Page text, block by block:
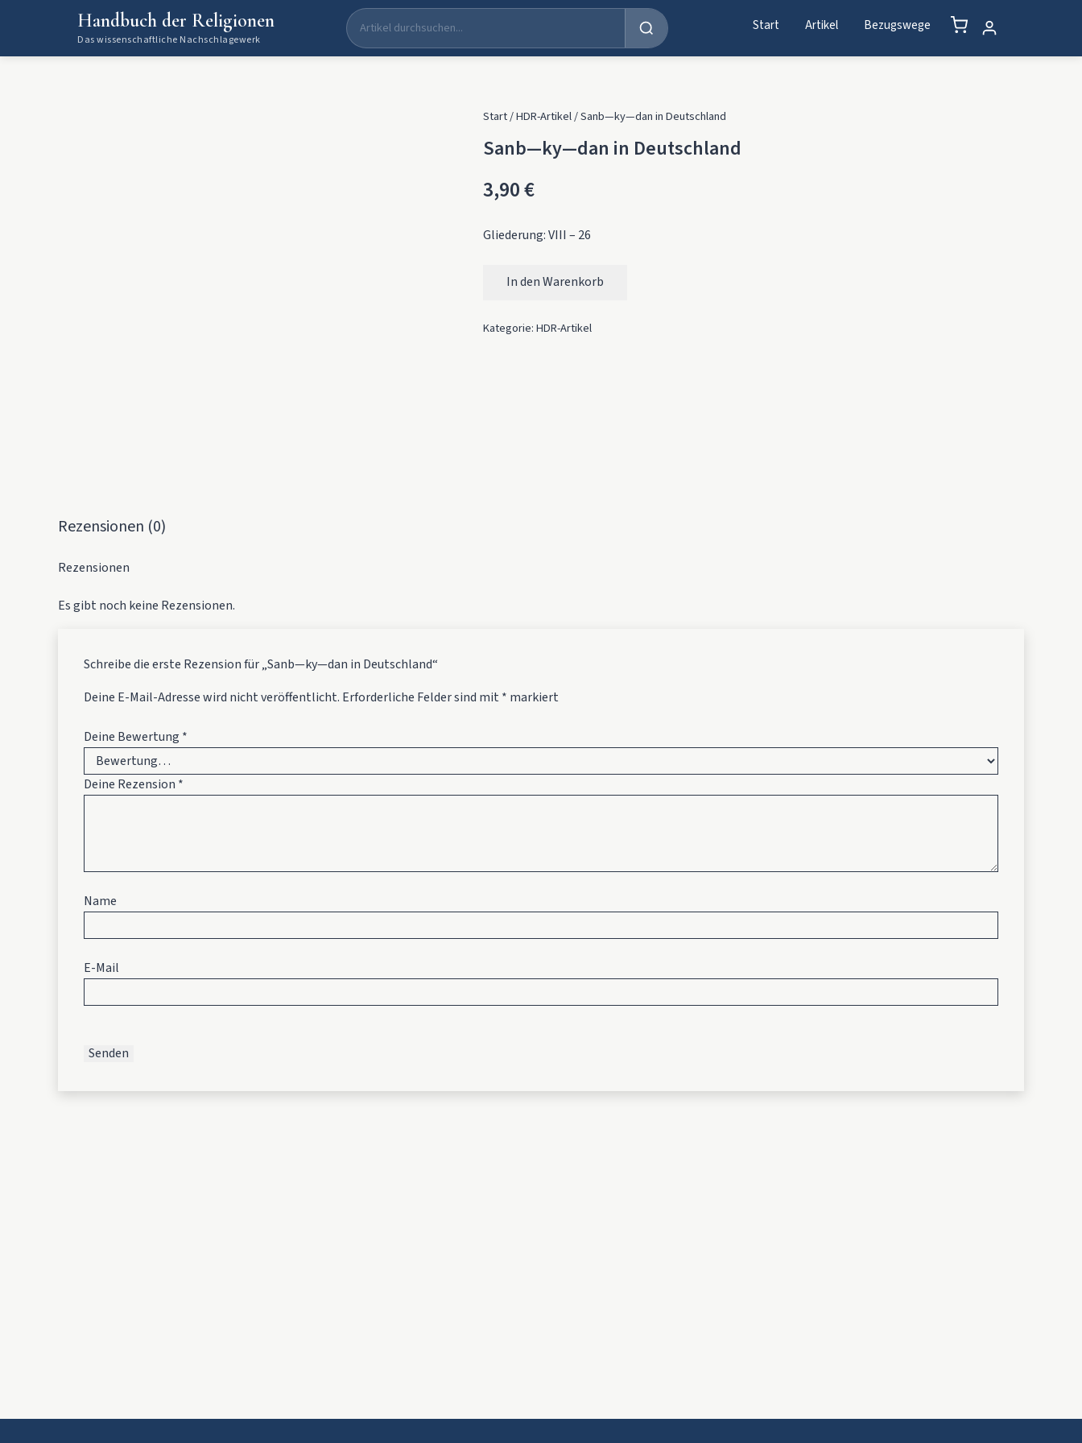
Handbuch der Religionen
Das wissenschaftliche Nachschlagewerk
Start Artikel Bezugswege
Start/HDR-Artikel/ Sanb—ky—dan in Deutschland
Sanb—ky—dan in Deutschland
3,90€
Gliederung: VIII – 26
Sanb—ky—dan in Deutschland Menge
In den Warenkorb
Kategorie:HDR-Artikel
Rezensionen (0)
Rezensionen
Es gibt noch keine Rezensionen.
Schreibe die erste Rezension für „Sanb—ky—dan in Deutschland“
Deine E-Mail-Adresse wird nicht veröffentlicht. Erforderliche Felder sind mit * markiert
Deine Bewertung *
Deine Rezension *
Name
E-Mail